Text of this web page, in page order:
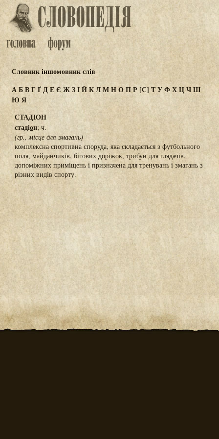
Словник іншомовник слів
АБВГҐДЕЄ ЖЗІЙКЛМНОПР [С] ТУФХЦЧШ
Ю Я
СТАДІОН
стадіон; ч.
(гр., місце для змагань)
комплексна спортивна споруда, яка складається з футбольного
поля, майданчиків, бігових доріжок, трибун для глядачів,
допоміжних приміщень і призначена для тренувань і змагань з
різних видів спорту.